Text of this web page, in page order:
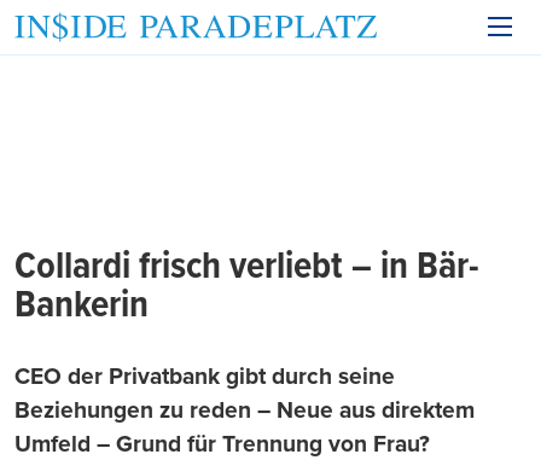
Collardi frisch verliebt – in Bär-
Bankerin
CEO der Privatbank gibt durch seine
Beziehungen zu reden – Neue aus direktem
Umfeld – Grund für Trennung von Frau?